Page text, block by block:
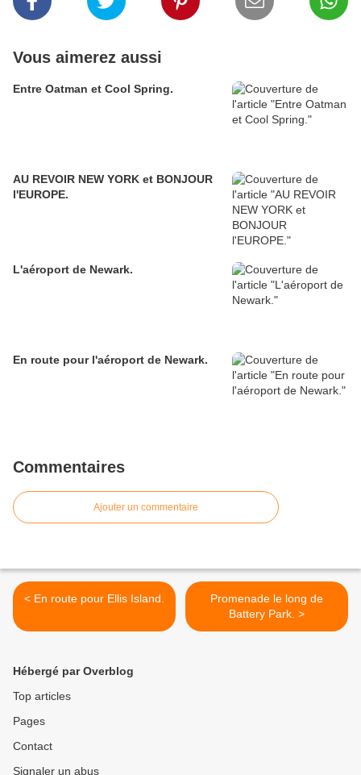
Vous aimerez aussi
Entre Oatman et Cool Spring.
AU REVOIR NEW YORK et BONJOUR
l'EUROPE.
L'aéroport de Newark.
En route pour l'aéroport de Newark.
Commentaires
Ajouter un commentaire
< En route pour Ellis Island.
Promenade le long de
Battery Park. >
Hébergé par Overblog
Top articles
Pages
Contact
Signaler un abus